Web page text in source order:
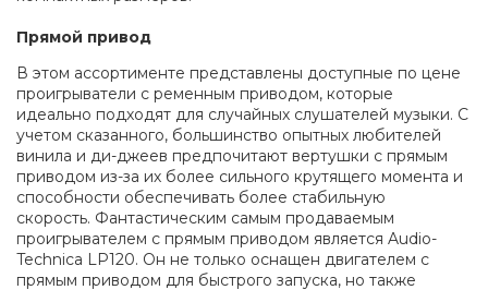
Прямой привод
В этом ассортименте представлены доступные по цене
проигрыватели с ременным приводом, которые
идеально подходят для случайных слушателей музыки. С
учетом сказанного, большинство опытных любителей
винила и ди-джеев предпочитают вертушки с прямым
приводом из-за их более сильного крутящего момента и
способности обеспечивать более стабильную
скорость. Фантастическим самым продаваемым
проигрывателем с прямым приводом является Audio-
Technica LP120. Он не только оснащен двигателем с
прямым приводом для быстрого запуска, но также